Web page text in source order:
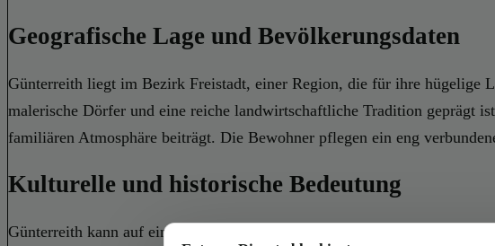
Geografische Lage und Bevölkerungsdaten
Günterreith liegt im Bezirk Freistadt, einer Region, die für ihre hügelige
malerische Dörfer und eine reiche landwirtschaftliche Tradition geprägt
familiären Atmosphäre beiträgt. Die Bewohner pflegen ein eng
Kulturelle und historische Bedeutung
Günterreith kann auf eine lange Geschichte zurückblicken, die eng mit